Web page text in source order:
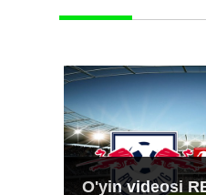
O'yin videosi